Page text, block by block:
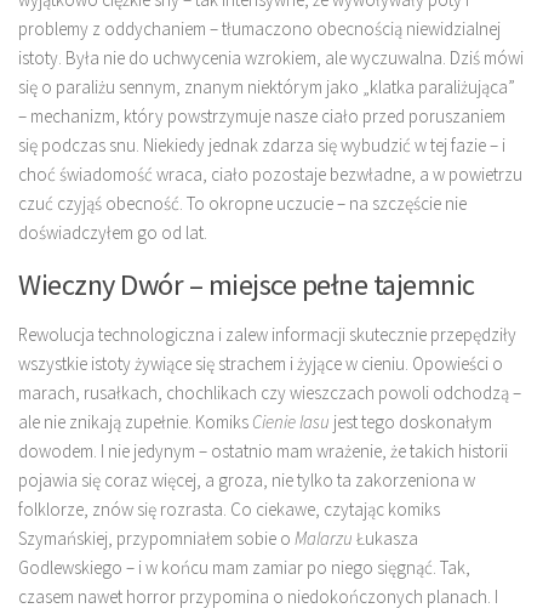
problemy z oddychaniem – tłumaczono obecnością niewidzialnej
istoty. Była nie do uchwycenia wzrokiem, ale wyczuwalna. Dziś mówi
się o paraliżu sennym, znanym niektórym jako „klatka paraliżująca”
– mechanizm, który powstrzymuje nasze ciało przed poruszaniem
się podczas snu. Niekiedy jednak zdarza się wybudzić w tej fazie – i
choć świadomość wraca, ciało pozostaje bezwładne, a w powietrzu
czuć czyjąś obecność. To okropne uczucie – na szczęście nie
doświadczyłem go od lat.
Wieczny Dwór – miejsce pełne tajemnic
Rewolucja technologiczna i zalew informacji skutecznie przepędziły
wszystkie istoty żywiące się strachem i żyjące w cieniu. Opowieści o
marach, rusałkach, chochlikach czy wieszczach powoli odchodzą –
ale nie znikają zupełnie. Komiks Cienie lasu jest tego doskonałym
dowodem. I nie jedynym – ostatnio mam wrażenie, że takich historii
pojawia się coraz więcej, a groza, nie tylko ta zakorzeniona w
folklorze, znów się rozrasta. Co ciekawe, czytając komiks
Szymańskiej, przypomniałem sobie o Malarzu Łukasza
Godlewskiego – i w końcu mam zamiar po niego sięgnąć. Tak,
czasem nawet horror przypomina o niedokończonych planach. I